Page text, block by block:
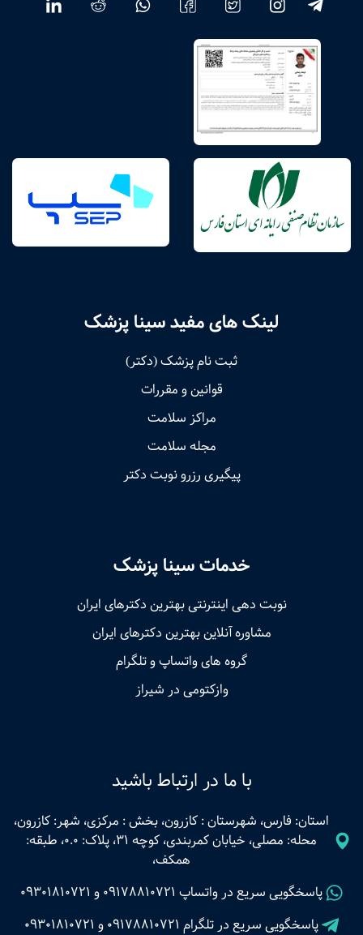
لینک های مفید سینا پزشک
ثبت نام پزشک (دکتر)
قوانین و مقررات
مراکز سلامت
مجله سلامت
پیگیری رزرو نوبت دکتر
خدمات سینا پزشک
نوبت‌ دهی اینترنتی بهترین دکترهای ایران
مشاوره آنلاین بهترین دکترهای ایران
گروه های واتساپ و تلگرام
وازکتومی در شیراز
با ما در ارتباط باشید
استان: فارس، شهرستان : کازرون، بخش : مرکزی، شهر: کازرون،
محله: مصلی، خیابان کمربندی، کوچه 31، پلاک: 0.0، طبقه:
همکف،
پاسخگویی سریع در واتساپ 09178810721 و 09301810721
پاسخگویی سریع در تلگرام 09178810721 و 09301810721